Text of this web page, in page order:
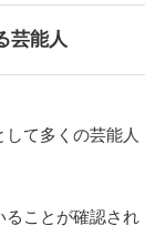
芸能人
て多くの芸能人
ることが確認され